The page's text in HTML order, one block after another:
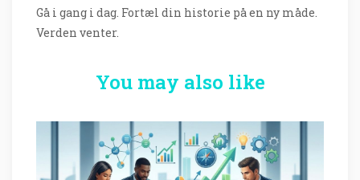
Gå i gang i dag. Fortæl din historie på en ny måde.
Verden venter.
You may also like